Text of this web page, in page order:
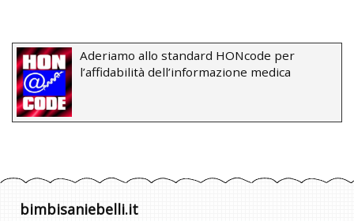
Aderiamo allo standard HONcode per
l’affidabilità dell’informazione medica
bimbisaniebelli.it